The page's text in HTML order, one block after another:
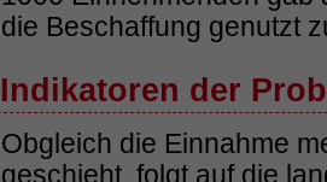
die Beschaffung genutzt
Indikatoren der
Obgleich die Einnahme
geschieht, folgt auf die